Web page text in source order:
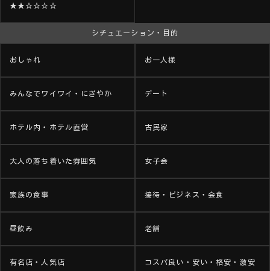
★★☆☆☆☆
シチュエーション・目的
おしゃれ お一人様
みんなでワイワイ・にぎやか デート
ホテル内・ホテル直営 古民家
大人の落ち着いた雰囲気 女子会
家族の食事 接待・ビジネス・会食
昼飲み 老舗
有名店・人気店 コスパ良い・安い・格安・激安